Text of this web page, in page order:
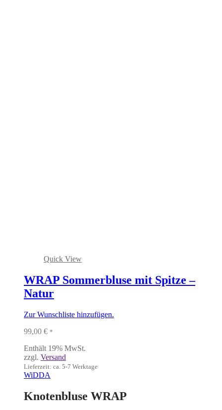
Quick View
WRAP Sommerbluse mit Spitze –
Natur
Zur Wunschliste hinzufügen.
99,00 € *
Enthält 19% MwSt.
zzgl. Versand
Lieferzeit: ca. 5-7 Werktage
WiDDA
Knotenbluse WRAP